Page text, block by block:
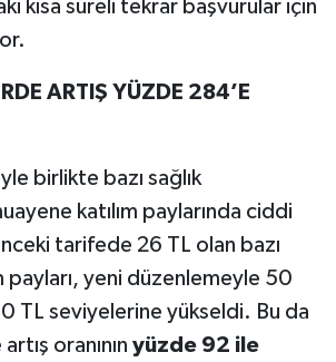
kısa süreli tekrar başvurular için
ARTIŞ YÜZDE 284’E
birlikte bazı sağlık
katılım paylarında ciddi
tarifede 26 TL olan bazı
payları, yeni düzenlemeyle 50
TL seviyelerine yükseldi. Bu da
oranının yüzde 92 ile